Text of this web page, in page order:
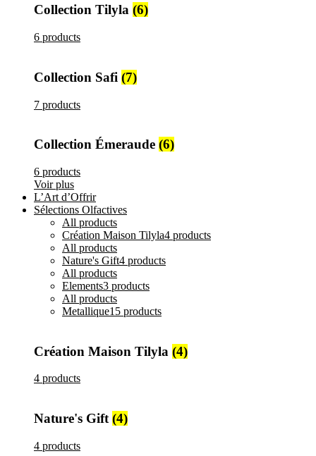
Collection Tilyla (6)
6 products
Collection Safi (7)
7 products
Collection Émeraude (6)
6 products
Voir plus
L’Art d’Offrir
Sélections Olfactives
All products
Création Maison Tilyla4 products
All products
Nature's Gift4 products
All products
Elements3 products
All products
Metallique15 products
Création Maison Tilyla (4)
4 products
Nature's Gift (4)
4 products